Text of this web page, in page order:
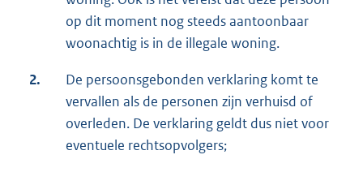
op dit moment nog steeds aantoonbaar
woonachtig is in de illegale woning.
2.
De persoonsgebonden verklaring komt te
vervallen als de personen zijn verhuisd of
overleden. De verklaring geldt dus niet voor
eventuele rechtsopvolgers;